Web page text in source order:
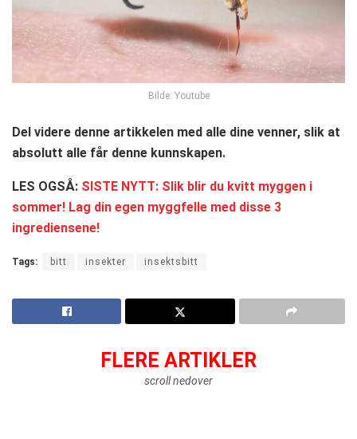
Bilde: Youtube
Del videre denne artikkelen med alle dine venner, slik at
absolutt alle får denne kunnskapen.
LES OGSÅ: SISTE NYTT: Slik blir du kvitt myggen i
sommer! Lag din egen myggfelle med disse 3
ingrediensene!
Tags: bitt insekter insektsbitt
FLERE ARTIKLER
scroll nedover